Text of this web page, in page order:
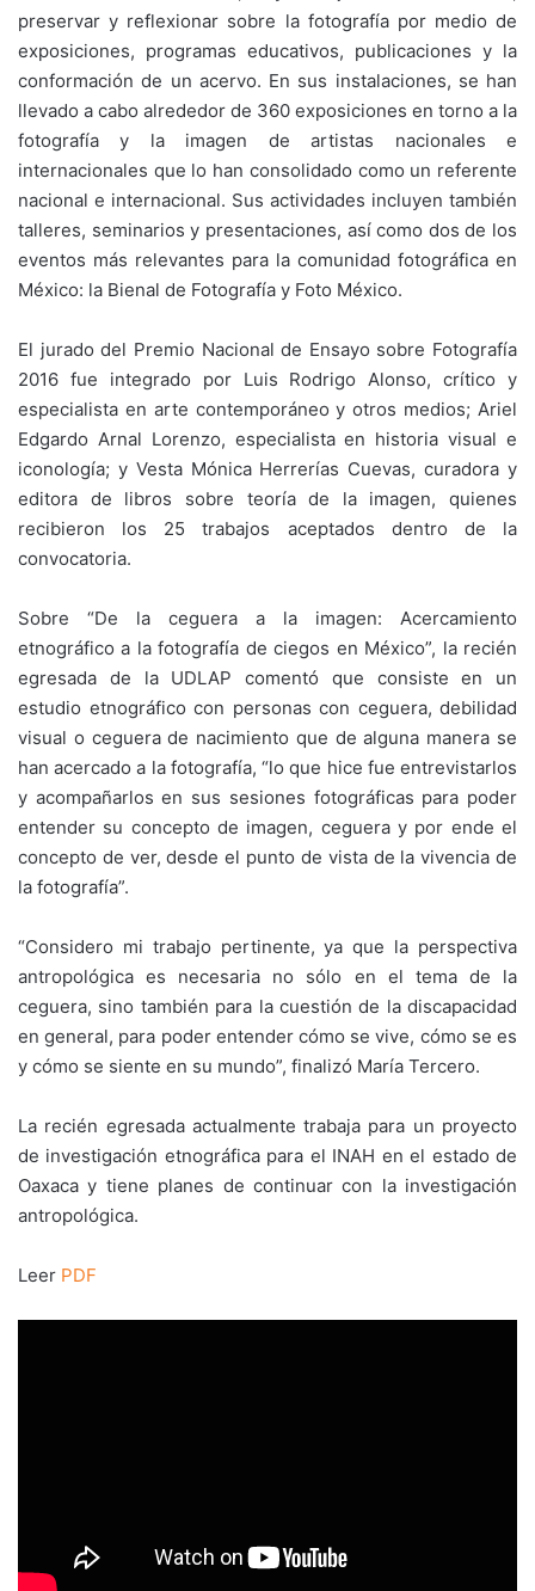
preservar y reflexionar sobre la fotografía por medio de
exposiciones, programas educativos, publicaciones y la
conformación de un acervo. En sus instalaciones, se han
llevado a cabo alrededor de 360 exposiciones en torno a la
fotografía y la imagen de artistas nacionales e
internacionales que lo han consolidado como un referente
nacional e internacional. Sus actividades incluyen también
talleres, seminarios y presentaciones, así como dos de los
eventos más relevantes para la comunidad fotográfica en
México: la Bienal de Fotografía y Foto México.
El jurado del Premio Nacional de Ensayo sobre Fotografía
2016 fue integrado por Luis Rodrigo Alonso, crítico y
especialista en arte contemporáneo y otros medios; Ariel
Edgardo Arnal Lorenzo, especialista en historia visual e
iconología; y Vesta Mónica Herrerías Cuevas, curadora y
editora de libros sobre teoría de la imagen, quienes
recibieron los 25 trabajos aceptados dentro de la
convocatoria.
Sobre “De la ceguera a la imagen: Acercamiento
etnográfico a la fotografía de ciegos en México”, la recién
egresada de la UDLAP comentó que consiste en un
estudio etnográfico con personas con ceguera, debilidad
visual o ceguera de nacimiento que de alguna manera se
han acercado a la fotografía, “lo que hice fue entrevistarlos
y acompañarlos en sus sesiones fotográficas para poder
entender su concepto de imagen, ceguera y por ende el
concepto de ver, desde el punto de vista de la vivencia de
la fotografía”.
“Considero mi trabajo pertinente, ya que la perspectiva
antropológica es necesaria no sólo en el tema de la
ceguera, sino también para la cuestión de la discapacidad
en general, para poder entender cómo se vive, cómo se es
y cómo se siente en su mundo”, finalizó María Tercero.
La recién egresada actualmente trabaja para un proyecto
de investigación etnográfica para el INAH en el estado de
Oaxaca y tiene planes de continuar con la investigación
antropológica.
Leer PDF